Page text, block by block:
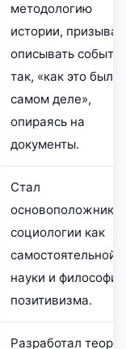
методологию
истории, призывая
описывать
так, «как это было
самом деле»,
опираясь на
документы.
Стал
социологии как
самостоятельной
науки и философии
позитивизма.
Разработал